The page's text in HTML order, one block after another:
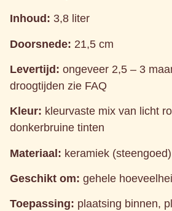
Inhoud: 3,8 liter
Doorsnede: 21,5 cm
Levertijd: ongeveer 2,5 – 3
droogtijden zie FAQ
Kleur: kleurvaste mix van licht
donkerbruine tinten
Materiaal: keramiek (steengoed)
Geschikt om: gehele
Toepassing: plaatsing binnen,